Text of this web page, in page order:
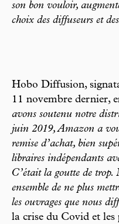
son bon vouloir,
choix des diffuseurs et
Hobo Diffusion,
11 novembre dernier,
avons soutenu notre
juin 2019, Amazon a
remise d’achat, bien
libraires indépendants
C’était la goutte de trop.
ensemble de ne plus
les ouvrages que nous
la crise du Covid et les